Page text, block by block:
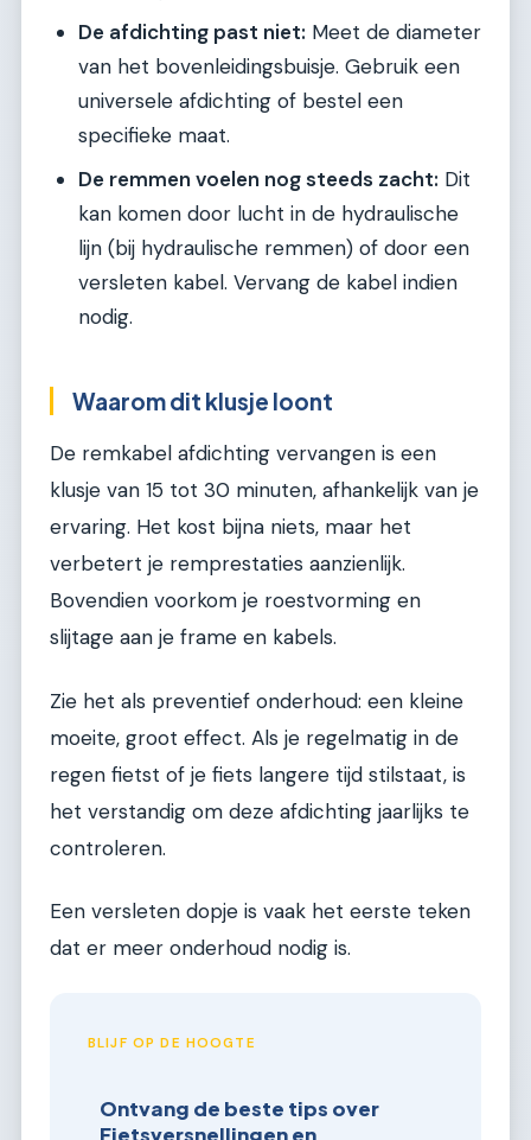
De afdichting past niet: Meet de diameter
van het bovenleidingsbuisje. Gebruik een
universele afdichting of bestel een
specifieke maat.
De remmen voelen nog steeds zacht: Dit
kan komen door lucht in de hydraulische
lijn (bij hydraulische remmen) of door een
versleten kabel. Vervang de kabel indien
nodig.
Waarom dit klusje loont
De remkabel afdichting vervangen is een
klusje van 15 tot 30 minuten, afhankelijk van je
ervaring. Het kost bijna niets, maar het
verbetert je remprestaties aanzienlijk.
Bovendien voorkom je roestvorming en
slijtage aan je frame en kabels.
Zie het als preventief onderhoud: een kleine
moeite, groot effect. Als je regelmatig in de
regen fietst of je fiets langere tijd stilstaat, is
het verstandig om deze afdichting jaarlijks te
controleren.
Een versleten dopje is vaak het eerste teken
dat er meer onderhoud nodig is.
BLIJF OP DE HOOGTE
Ontvang de beste tips over
Fietsversnellingen en